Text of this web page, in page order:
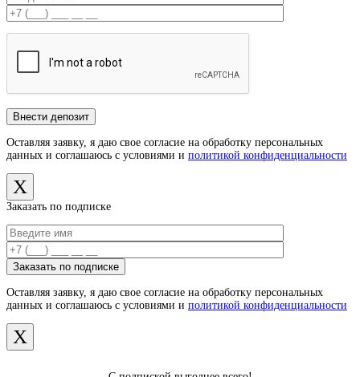
Оставляя заявку, я даю свое согласие на обработку персональных
данных и соглашаюсь с условиями и политикой конфиденциальности
X
Заказать по подписке
Оставляя заявку, я даю свое согласие на обработку персональных
данных и соглашаюсь с условиями и политикой конфиденциальности
X